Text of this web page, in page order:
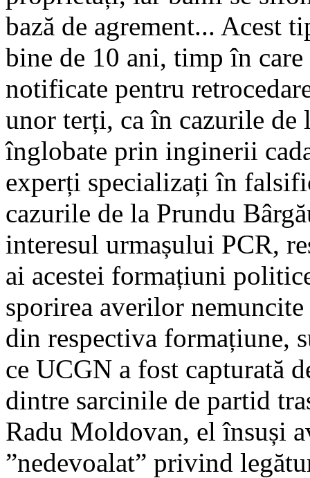
bază de agrement... Acest
bine de 10 ani, timp în
notificate pentru
unor terți, ca în cazurile de
înglobate prin inginerii
experți specializați în
cazurile de la Prundu
interesul urmașului PCR,
ai acestei formațiuni
sporirea averilor
din respectiva formațiune,
ce UCGN a fost capturată
dintre sarcinile de partid
Radu Moldovan, el însuși
”nedevoalat” privind